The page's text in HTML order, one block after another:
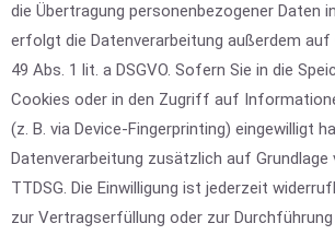
die Übertragung personenbezogener Daten
erfolgt die Datenverarbeitung außerdem auf
49 Abs. 1 lit. a DSGVO. Sofern Sie in die
Cookies oder in den Zugriff auf
(z. B. via Device-Fingerprinting) eingewilligt
Datenverarbeitung zusätzlich auf Grundlage
TTDSG. Die Einwilligung ist jederzeit
zur Vertragserfüllung oder zur